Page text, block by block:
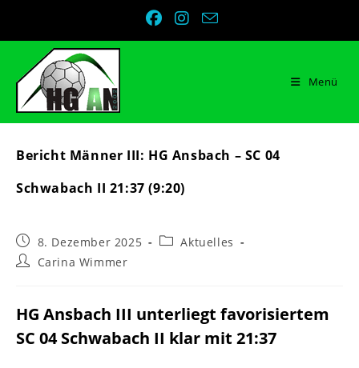
Menü
Bericht Männer III: HG Ansbach – SC 04
Schwabach II 21:37 (9:20)
Beitrag
veröffentlicht:
8. Dezember 2025
Beitrags-
Aktuelles
Beitrags-
Carina Wimmer
HG Ansbach III unterliegt favorisiertem
SC 04 Schwabach II klar mit 21:37